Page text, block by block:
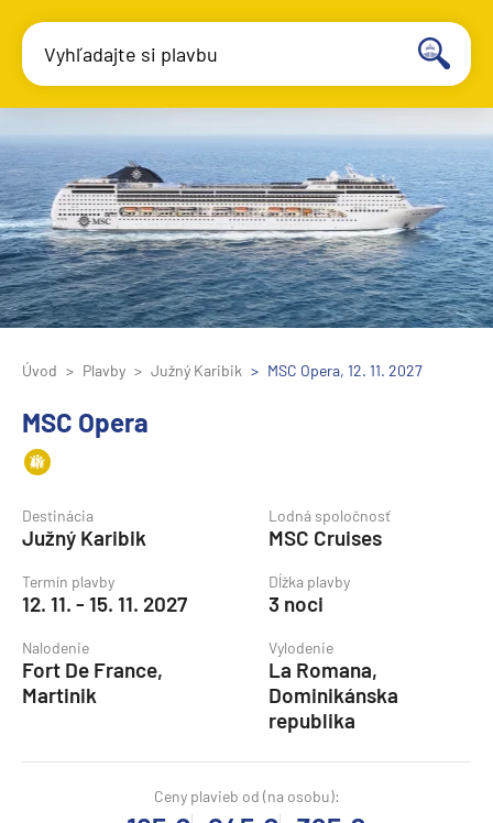
Vyhľadajte si plavbu
Úvod Plavby Južný Karibik MSC Opera, 12. 11. 2027
MSC Opera
Destinácia
Južný Karibik
Lodná spoločnosť
MSC Cruises
Termín plavby
12. 11. - 15. 11. 2027
Dĺžka plavby
3 noci
Nalodenie
Fort De France,
Martinik
Vylodenie
La Romana,
Dominikánska
republika
Ceny plavieb od (na osobu):